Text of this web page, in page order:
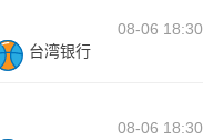
08-06 18:30
台湾银行
08-06 18:30